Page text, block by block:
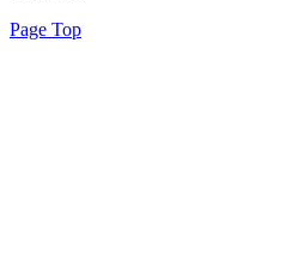
Page Top